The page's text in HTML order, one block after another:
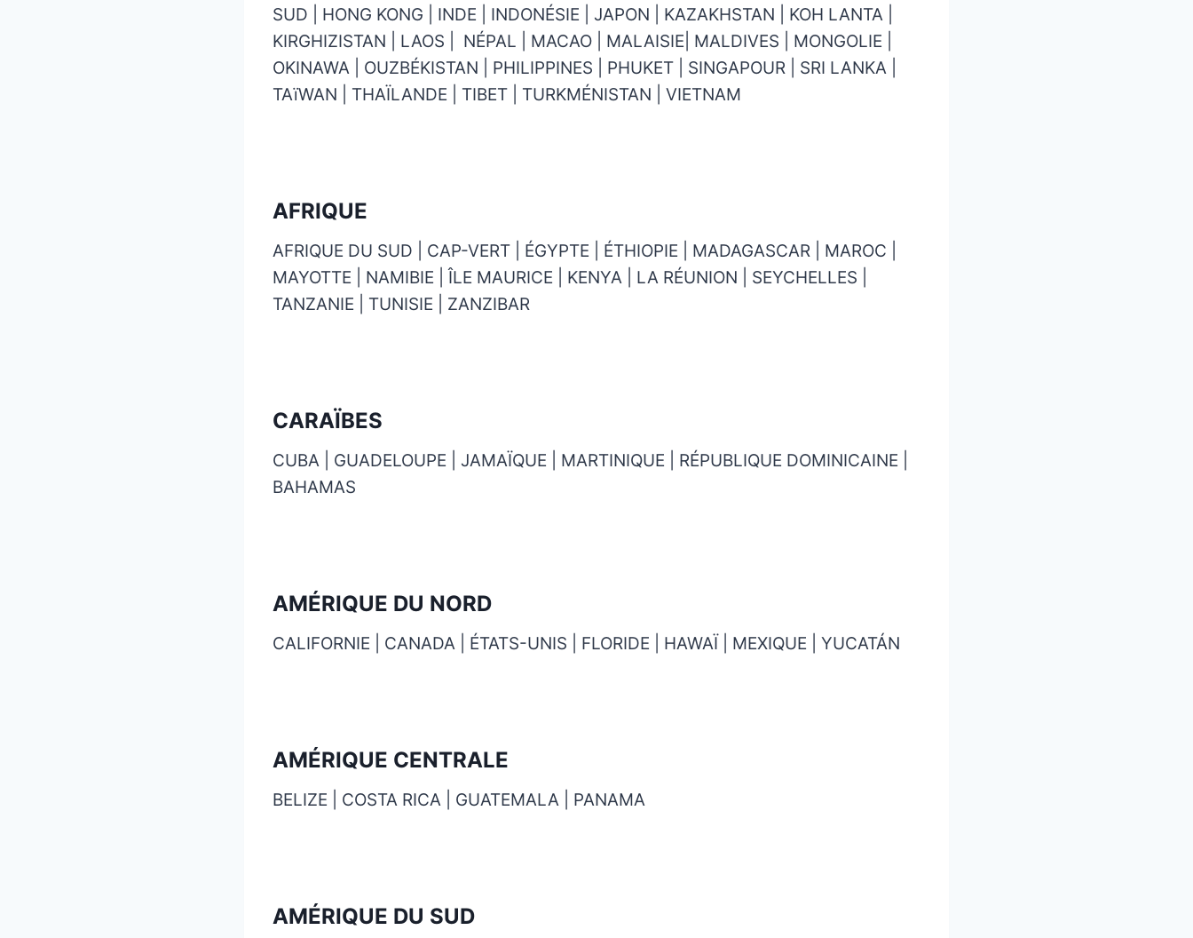
SUD | HONG KONG | INDE | INDONÉSIE | JAPON | KAZAKHSTAN | KOH LANTA |
KIRGHIZISTAN | LAOS | NÉPAL | MACAO | MALAISIE| MALDIVES | MONGOLIE |
OKINAWA | OUZBÉKISTAN | PHILIPPINES | PHUKET | SINGAPOUR | SRI LANKA |
TAïWAN | THAÏLANDE | TIBET | TURKMÉNISTAN | VIETNAM
AFRIQUE
AFRIQUE DU SUD | CAP-VERT | ÉGYPTE | ÉTHIOPIE | MADAGASCAR | MAROC |
MAYOTTE | NAMIBIE | ÎLE MAURICE | KENYA | LA RÉUNION | SEYCHELLES |
TANZANIE | TUNISIE | ZANZIBAR
CARAÏBES
CUBA | GUADELOUPE | JAMAÏQUE | MARTINIQUE | RÉPUBLIQUE DOMINICAINE |
BAHAMAS
AMÉRIQUE DU NORD
CALIFORNIE | CANADA | ÉTATS-UNIS | FLORIDE | HAWAÏ | MEXIQUE | YUCATÁN
AMÉRIQUE CENTRALE
BELIZE | COSTA RICA | GUATEMALA | PANAMA
AMÉRIQUE DU SUD